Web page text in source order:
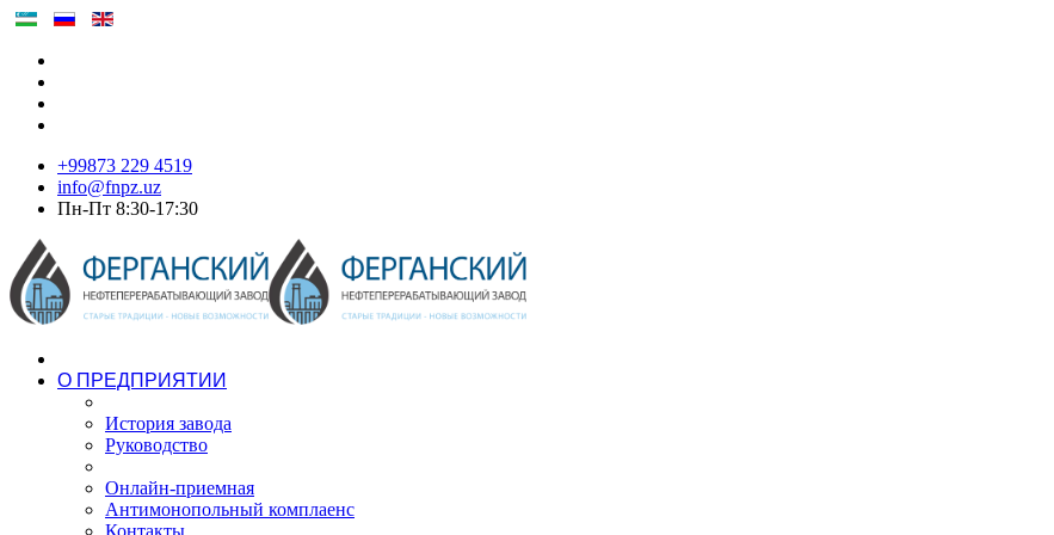
+99873 229 4519
info@fnpz.uz
Пн-Пт 8:30-17:30
О ПРЕДПРИЯТИИ
История завода
Руководство
Онлайн-приемная
Антимонопольный комплаенс
Контакты